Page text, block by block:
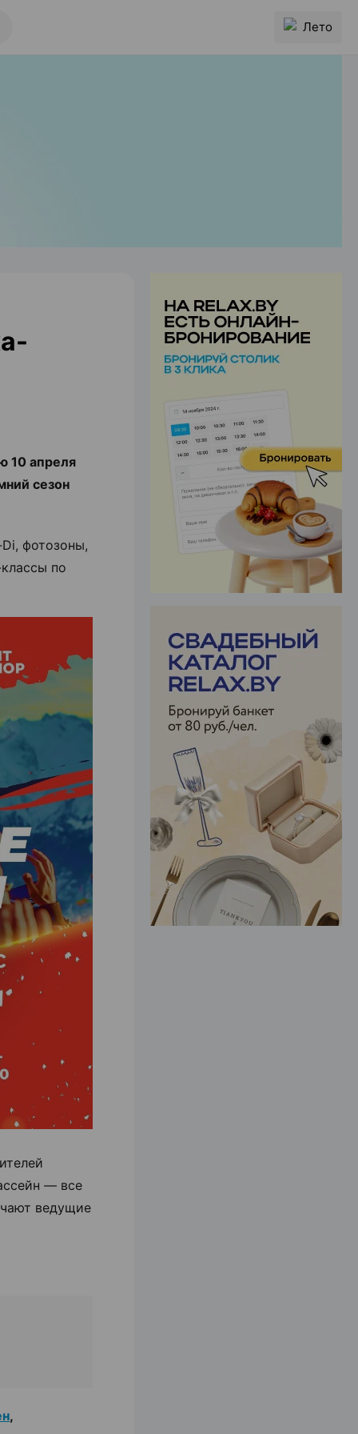
Лето
10 апреля
сезон
фотозоны,
по
— все
ведущие
,
ЭФФЕКТИВНАЯ РЕКЛАМА НА САЙТЕ
ЭФФЕКТИВНАЯ РЕКЛАМА НА САЙТЕ